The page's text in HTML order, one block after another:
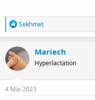
R
é
a
c
t
i
o
n
s
Sekhmet
Mariech
Hyperlactation
4 Mai 2023